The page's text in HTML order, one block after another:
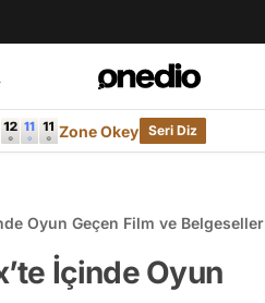
Zone Okey Seri Diz
Oyun Geçen Film ve Belgeseller
İçinde Oyun